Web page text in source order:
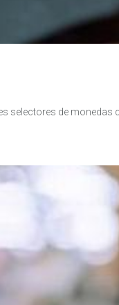
selectores de